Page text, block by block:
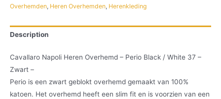
Overhemden, Heren Overhemden, Herenkleding
Description
Cavallaro Napoli Heren Overhemd – Perio Black / White 37 –
Zwart –
Perio is een zwart geblokt overhemd gemaakt van 100%
katoen. Het overhemd heeft een slim fit en is voorzien van een